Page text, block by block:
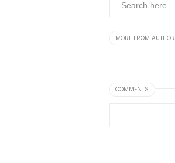
MORE FROM AUTHOR
COMMENTS